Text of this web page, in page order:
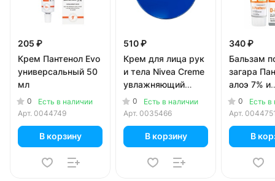
205 ₽
Крем Пантенол Evo
универсальный 50
мл
0
Есть в наличии
Арт. 0044749
В корзину
510 ₽
Крем для лица рук
и тела Nivea Creme
увлажняющий
универсальный с
пантенолом 75 мл
0
Есть в наличии
Арт. 0035466
В корзину
340 ₽
Бальзам
загара
алоэ 7% и
0
Есть в
Арт.
В